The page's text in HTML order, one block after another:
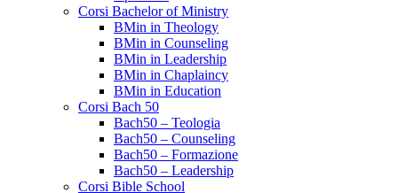
Corsi Bachelor of Ministry
BMin in Theology
BMin in Counseling
BMin in Leadership
BMin in Chaplaincy
BMin in Education
Corsi Bach 50
Bach50 – Teologia
Bach50 – Counseling
Bach50 – Formazione
Bach50 – Leadership
Corsi Bible School